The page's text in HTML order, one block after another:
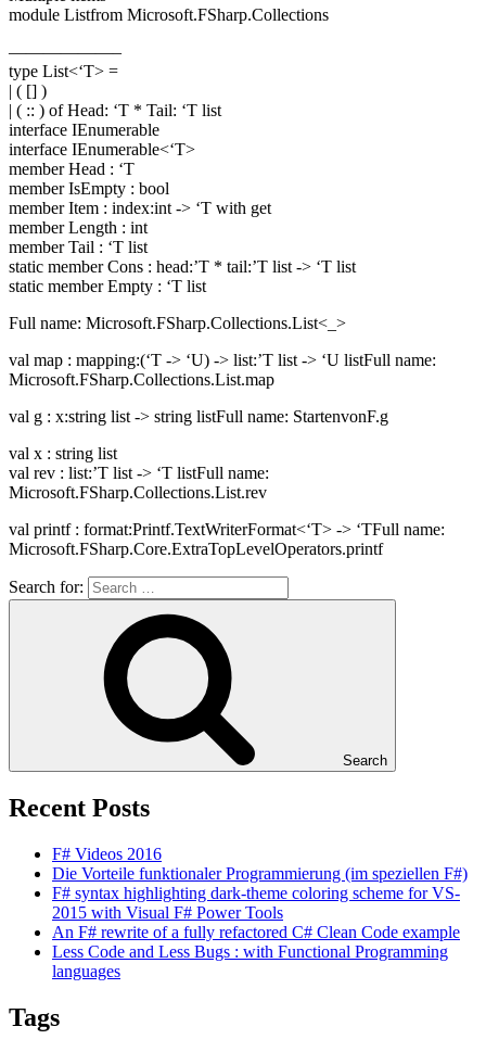
module Listfrom Microsoft.FSharp.Collections
——————–
type List<‘T> =
| ( [] )
| ( :: ) of Head: ‘T * Tail: ‘T list
interface IEnumerable
interface IEnumerable<‘T>
member Head : ‘T
member IsEmpty : bool
member Item : index:int -> ‘T with get
member Length : int
member Tail : ‘T list
static member Cons : head:’T * tail:’T list -> ‘T list
static member Empty : ‘T list
Full name: Microsoft.FSharp.Collections.List<_>
val map : mapping:(‘T -> ‘U) -> list:’T list -> ‘U listFull name:
Microsoft.FSharp.Collections.List.map
val g : x:string list -> string listFull name: StartenvonF.g
val x : string list
val rev : list:’T list -> ‘T listFull name:
Microsoft.FSharp.Collections.List.rev
val printf : format:Printf.TextWriterFormat<‘T> -> ‘TFull name:
Microsoft.FSharp.Core.ExtraTopLevelOperators.printf
Search for:
Search
Recent Posts
F# Videos 2016
Die Vorteile funktionaler Programmierung (im speziellen F#)
F# syntax highlighting dark-theme coloring scheme for VS-
2015 with Visual F# Power Tools
An F# rewrite of a fully refactored C# Clean Code example
Less Code and Less Bugs : with Functional Programming
languages
Tags